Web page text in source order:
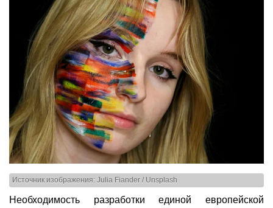
Источник изображения: Julia Fiander / Unsplash
Необходимость разработки единой европейской